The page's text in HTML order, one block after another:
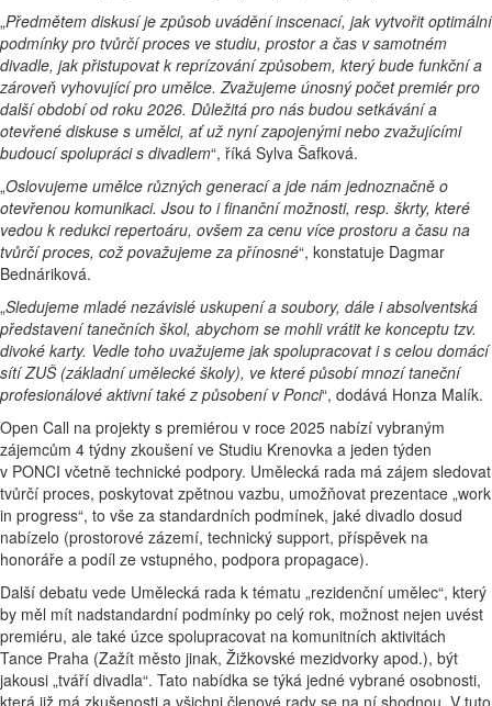
„Předmětem diskusí je způsob uvádění inscenací, jak vytvořit optimální
podmínky pro tvůrčí proces ve studiu, prostor a čas v samotném
divadle, jak přistupovat k reprízování způsobem, který bude funkční a
zároveň vyhovující pro umělce. Zvažujeme únosný počet premiér pro
další období od roku 2026. Důležitá pro nás budou setkávání a
otevřené diskuse s umělci, ať už nyní zapojenými nebo zvažujícími
budoucí spolupráci s divadlem“, říká Sylva Šafková.
„Oslovujeme umělce různých generací a jde nám jednoznačně o
otevřenou komunikaci. Jsou to i finanční možnosti, resp. škrty, které
vedou k redukci repertoáru, ovšem za cenu více prostoru a času na
tvůrčí proces, což považujeme za přínosné“, konstatuje Dagmar
Bednáriková.
„Sledujeme mladé nezávislé uskupení a soubory, dále i absolventská
představení tanečních škol, abychom se mohli vrátit ke konceptu tzv.
divoké karty. Vedle toho uvažujeme jak spolupracovat i s celou domácí
sítí ZUŠ (základní umělecké školy), ve které působí mnozí taneční
profesionálové aktivní také z působení v Ponci“, dodává Honza Malík.
Open Call na projekty s premiérou v roce 2025 nabízí vybraným
zájemcům 4 týdny zkoušení ve Studiu Krenovka a jeden týden
v PONCI včetně technické podpory. Umělecká rada má zájem sledovat
tvůrčí proces, poskytovat zpětnou vazbu, umožňovat prezentace „work
in progress“, to vše za standardních podmínek, jaké divadlo dosud
nabízelo (prostorové zázemí, technický support, příspěvek na
honoráře a podíl ze vstupného, podpora propagace).
Další debatu vede Umělecká rada k tématu „rezidenční umělec“, který
by měl mít nadstandardní podmínky po celý rok, možnost nejen uvést
premiéru, ale také úzce spolupracovat na komunitních aktivitách
Tance Praha (Zažít město jinak, Žižkovské mezidvorky apod.), být
jakousi „tváří divadla“. Tato nabídka se týká jedné vybrané osobnosti,
která již má zkušenosti a všichni členové rady se na ní shodnou. V tuto